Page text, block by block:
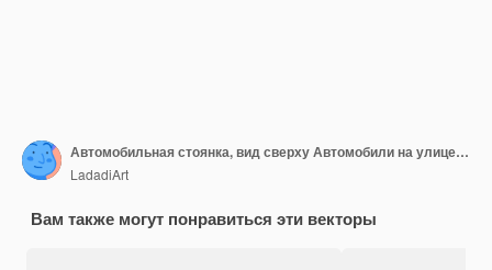
Автомобильная стоянка, вид сверху Автомобили на улице, много автомобилей на стоянках Концепция городского дорожного транспорта Современный проект открытой площадки города Точная векторная концепция
LadadiArt
Вам также могут понравиться эти векторы